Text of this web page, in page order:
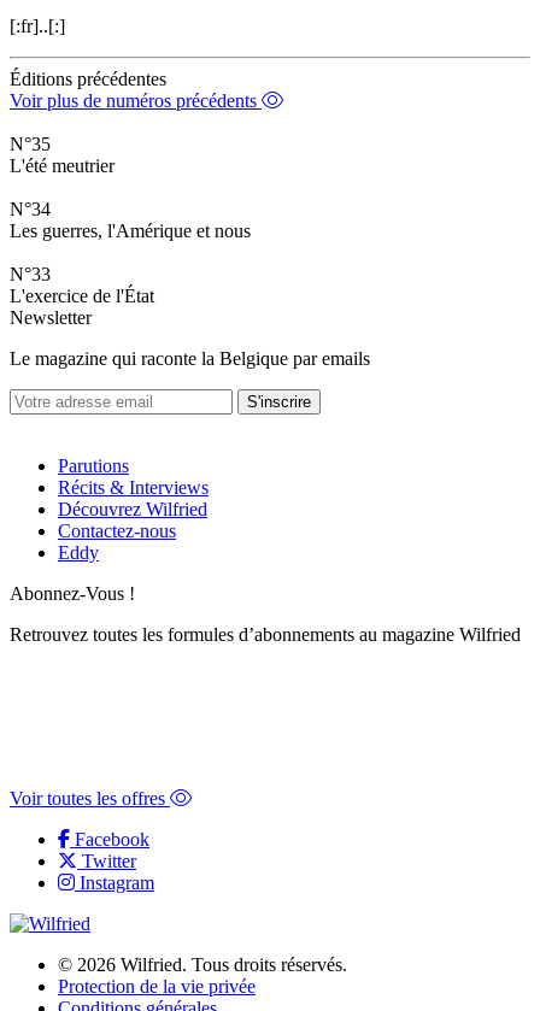
[:fr]..[:]
Éditions précédentes
Voir plus de numéros précédents
N°35
L'été meutrier
N°34
Les guerres, l'Amérique et nous
N°33
L'exercice de l'État
Newsletter
Le magazine qui raconte la Belgique par emails
S'inscrire
Parutions
Récits & Interviews
Découvrez Wilfried
Contactez-nous
Eddy
Abonnez-Vous !
Retrouvez toutes les formules d’abonnements au magazine Wilfried
Voir toutes les offres
Facebook
Twitter
Instagram
© 2026 Wilfried. Tous droits réservés.
Protection de la vie privée